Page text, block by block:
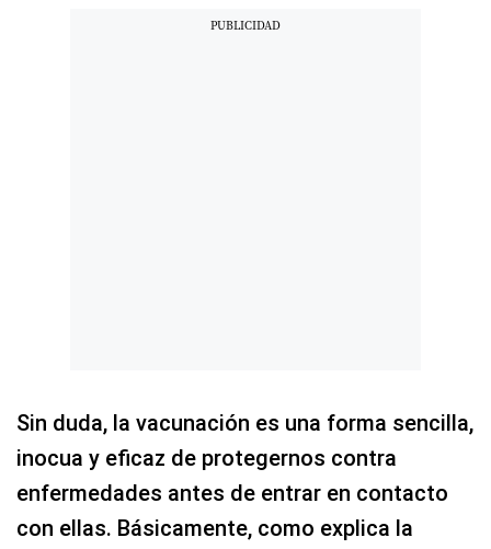
Sin duda, la vacunación es una forma sencilla,
inocua y eficaz de protegernos contra
enfermedades antes de entrar en contacto
con ellas. Básicamente, como explica la